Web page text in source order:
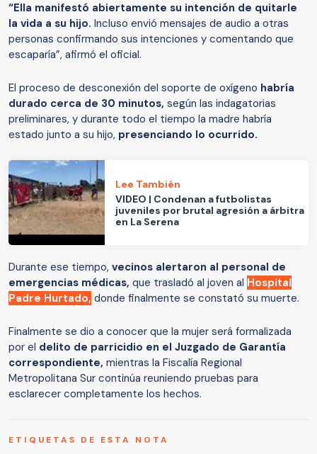
“Ella manifestó abiertamente su intención de quitarle
la vida a su hijo. Incluso envió mensajes de audio a otras
personas confirmando sus intenciones y comentando que
escaparía”, afirmó el oficial.
El proceso de desconexión del soporte de oxígeno habría
durado cerca de 30 minutos, según las indagatorias
preliminares, y durante todo el tiempo la madre habría
estado junto a su hijo, presenciando lo ocurrido.
Lee También
VIDEO | Condenan a futbolistas
juveniles por brutal agresión a árbitra
en La Serena
Durante ese tiempo, vecinos alertaron al personal de
emergencias médicas, que trasladó al joven al Hospital
Padre Hurtado, donde finalmente se constató su muerte.
Finalmente se dio a conocer que la mujer será formalizada
por el delito de parricidio en el Juzgado de Garantía
correspondiente, mientras la Fiscalía Regional
Metropolitana Sur continúa reuniendo pruebas para
esclarecer completamente los hechos.
ETIQUETAS DE ESTA NOTA